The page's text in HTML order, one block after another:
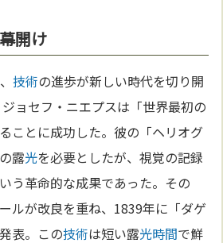
開け
技術の進歩が新しい時代を切り開
ョセフ・ニエプスは「世界最初の
ことに成功した。彼の「ヘリオグ
の露光を必要としたが、視覚の記録
う革命的な成果であった。その
ルが改良を重ね、1839年に「ダゲ
表。この技術は短い露光時間で鮮